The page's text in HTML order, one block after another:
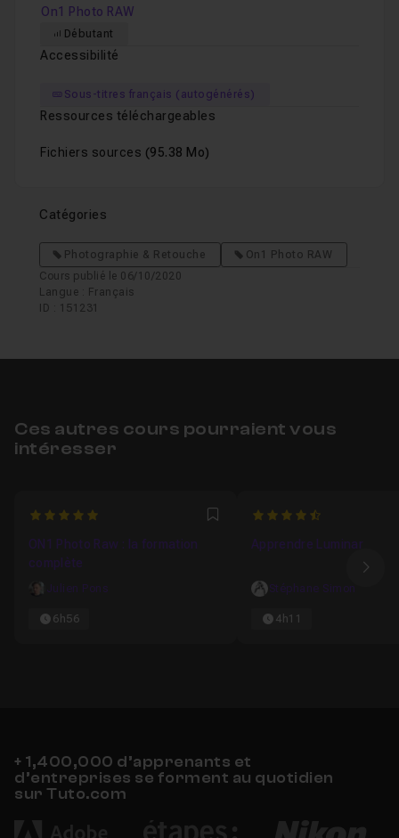
On1 Photo RAW
Débutant
Accessibilité
Sous-titres français (autogénérés)
Ressources téléchargeables
Fichiers sources (95.38 Mo)
Catégories
Photographie & Retouche
On1 Photo RAW
Cours publié le 06/10/2020
Langue : Français
ID : 151231
Ces autres cours pourraient vous
intéresser
5 Favori
ON1 Photo Raw : la formation
complète
Julien Pons
6h56
4.25
Apprendre Luminar
Stéphane Simon
4h11
+ 1,400,000 d’apprenants et
d’entreprises se forment au quotidien
sur Tuto.com